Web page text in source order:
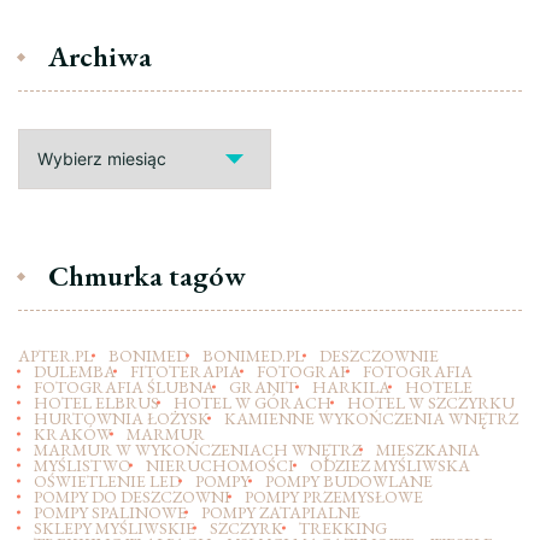
Archiwa
Chmurka tagów
APTER.PL BONIMED BONIMED.PL DESZCZOWNIE
DULEMBA FITOTERAPIA FOTOGRAF FOTOGRAFIA
FOTOGRAFIA ŚLUBNA GRANIT HARKILA HOTELE
HOTEL ELBRUS HOTEL W GÓRACH HOTEL W SZCZYRKU
HURTOWNIA ŁOŻYSK KAMIENNE WYKOŃCZENIA WNĘTRZ
KRAKÓW MARMUR
MARMUR W WYKOŃCZENIACH WNĘTRZ MIESZKANIA
MYŚLISTWO NIERUCHOMOŚCI ODZIEZ MYŚLIWSKA
OŚWIETLENIE LED POMPY POMPY BUDOWLANE
POMPY DO DESZCZOWNI POMPY PRZEMYSŁOWE
POMPY SPALINOWE POMPY ZATAPIALNE
SKLEPY MYŚLIWSKIE SZCZYRK TREKKING